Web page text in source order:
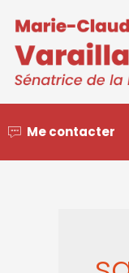
Me contacter